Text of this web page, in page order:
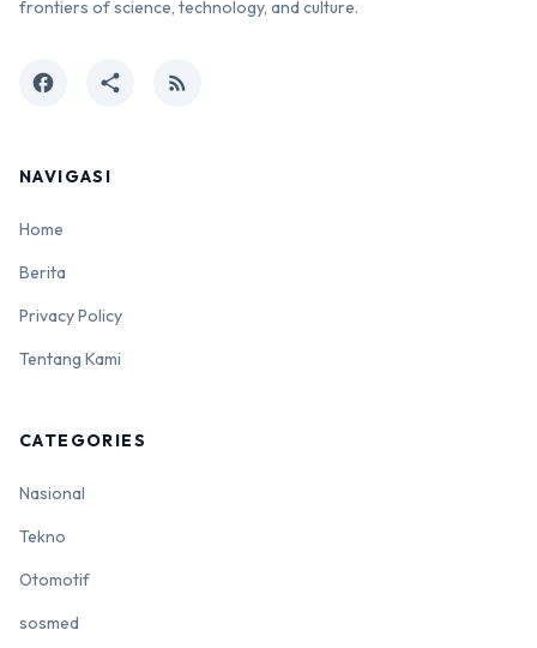
frontiers of science, technology, and culture.
facebook share rss_feed
NAVIGASI
Home
Berita
Privacy Policy
Tentang Kami
CATEGORIES
Nasional
Tekno
Otomotif
sosmed